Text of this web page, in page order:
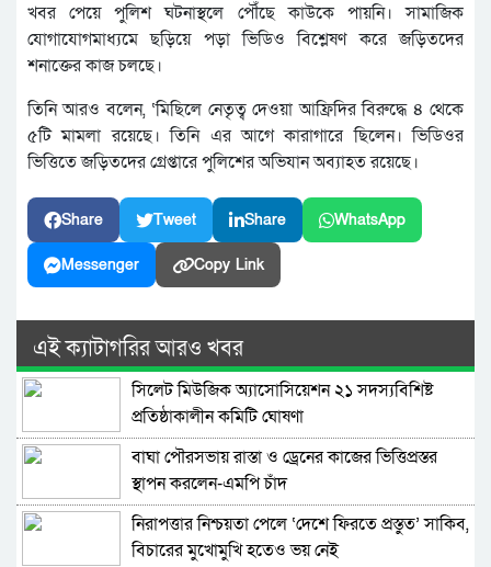
খবর পেয়ে পুলিশ ঘটনাস্থলে পৌঁছে কাউকে পায়নি। সামাজিক
যোগাযোগমাধ্যমে ছড়িয়ে পড়া ভিডিও বিশ্লেষণ করে জড়িতদের
শনাক্তের কাজ চলছে।
তিনি আরও বলেন, ‘মিছিলে নেতৃত্ব দেওয়া আফ্রিদির বিরুদ্ধে ৪ থেকে
৫টি মামলা রয়েছে। তিনি এর আগে কারাগারে ছিলেন। ভিডিওর
ভিত্তিতে জড়িতদের গ্রেপ্তারে পুলিশের অভিযান অব্যাহত রয়েছে।
Share Tweet Share WhatsApp
Messenger Copy Link
এই ক্যাটাগরির আরও খবর
সিলেট মিউজিক অ্যাসোসিয়েশন ২১ সদস্যবিশিষ্ট
প্রতিষ্ঠাকালীন কমিটি ঘোষণা
বাঘা পৌরসভায় রাস্তা ও ড্রেনের কাজের ভিত্তিপ্রস্তর
স্থাপন করলেন-এমপি চাঁদ
নিরাপত্তার নিশ্চয়তা পেলে ‘দেশে ফিরতে প্রস্তুত’ সাকিব,
বিচারের মুখোমুখি হতেও ভয় নেই